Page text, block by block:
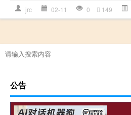
jrc 02-11 0 149
公告